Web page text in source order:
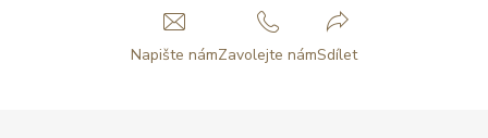
Napište námZavolejte námSdílet